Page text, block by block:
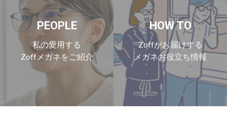
PEOPLE
私の愛用する
Zoffメガネをご紹介
HOW TO
Zoffがお届けする
メガネお役立ち情報